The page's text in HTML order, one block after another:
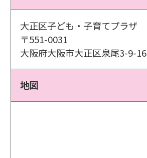
大正区子ども・子育てプラザ
〒551-0031
大阪府大阪市大正区泉尾3-9-16
地図